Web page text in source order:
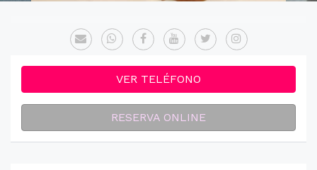
VER TELÉFONO
RESERVA ONLINE